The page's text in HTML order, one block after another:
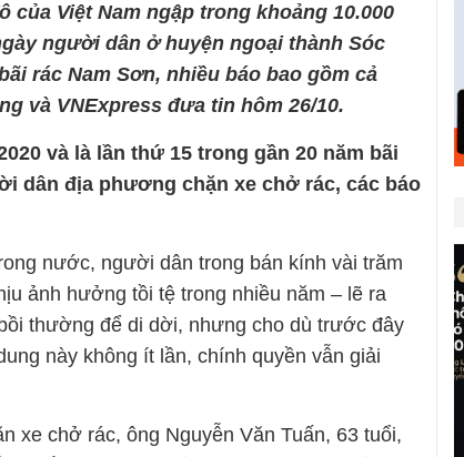
Việt Nam ngập trong khoảng 10.000
người dân ở huyện ngoại thành Sóc
rác Nam Sơn, nhiều báo bao gồm cả
và VNExpress đưa tin hôm 26/10.
và là lần thứ 15 trong gần 20 năm bãi
dân địa phương chặn xe chở rác, các báo
nước, người dân trong bán kính vài trăm
ảnh hưởng tồi tệ trong nhiều năm – lẽ ra
thường để di dời, nhưng cho dù trước đây
này không ít lần, chính quyền vẫn giải
xe chở rác, ông Nguyễn Văn Tuấn, 63 tuổi,